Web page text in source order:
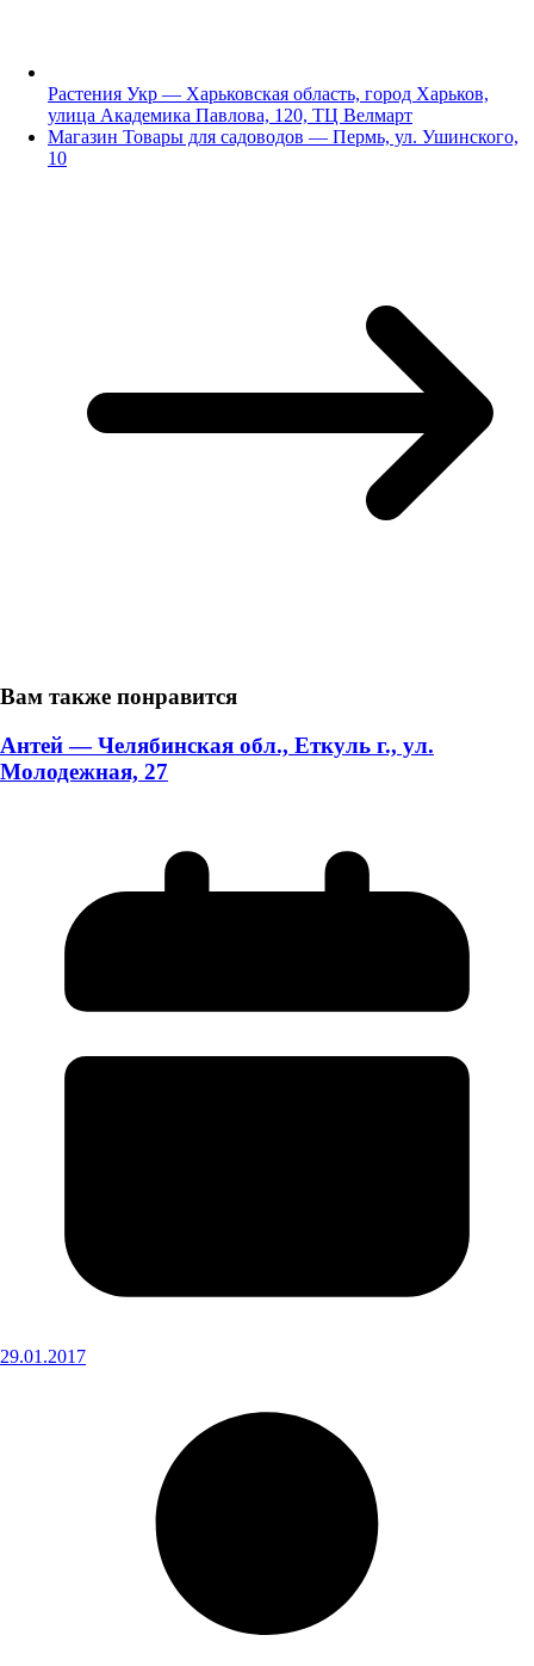
Растения Укр — Харьковская область, город Харьков,
улица Академика Павлова, 120, ТЦ Велмарт
Магазин Товары для садоводов — Пермь, ул. Ушинского,
10
Вам также понравится
Антей — Челябинская обл., Еткуль г., ул.
Молодежная, 27
29.01.2017